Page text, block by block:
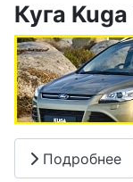
Куга
Подробнее